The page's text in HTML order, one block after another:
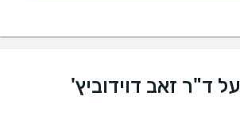
ד"ר זאב דוידוביץ'